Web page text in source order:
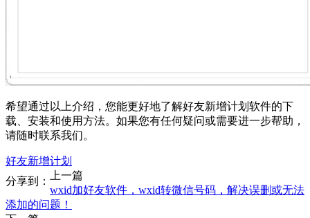
希望通过以上介绍，您能更好地了解好友新增计划软件的下
载、安装和使用方法。如果您有任何疑问或需要进一步帮助，
请随时联系我们。
好友新增计划
分享到：
上一篇
wxid加好友软件，wxid转微信号码，解决误删或无法
添加的问题！